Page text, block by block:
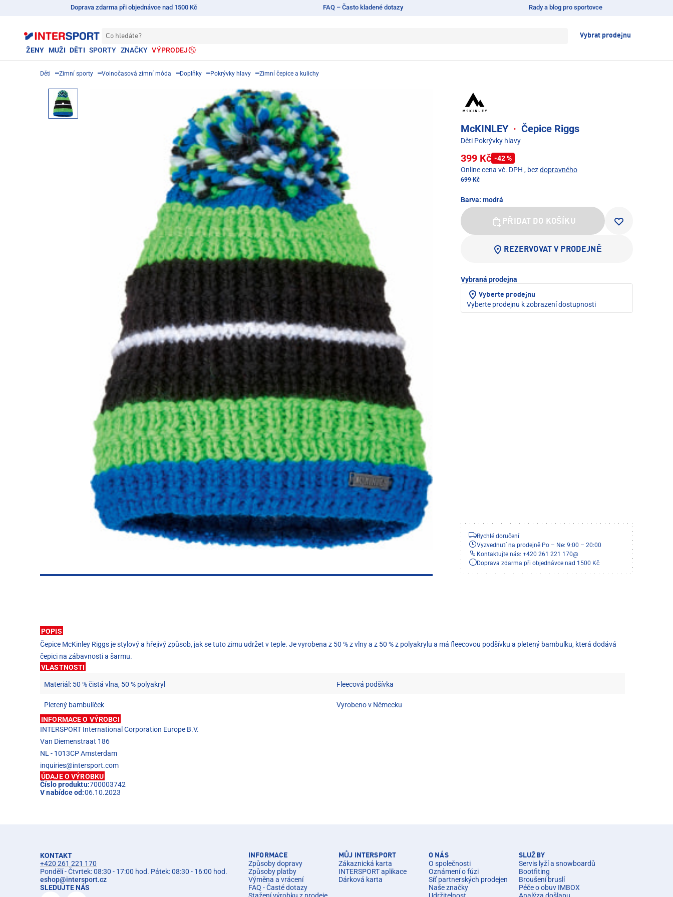
Doprava zdarma při objednávce nad 1500 Kč FAQ – Často kladené dotazy Rady a blog pro sportovce
Co hledáte? Vybrat prodejnu
ŽENY MUŽI DĚTI SPORTY ZNAČKY VÝPRODEJ
Děti Zimní sporty Volnočasová zimní móda Doplňky Pokrývky hlavy Zimní čepice a kulichy
McKINLEY · Čepice Riggs
Děti Pokrývky hlavy
399 Kč -42 %
Online cena vč. DPH , bezdopravného
699 Kč
Barva: modrá
PŘIDAT DO KOŠÍKU
REZERVOVAT V PRODEJNĚ
Vybraná prodejna
Vyberte prodejnu
Vyberte prodejnu k zobrazení dostupnosti
Rychlé doručení
Vyzvednutí na prodejně Po – Ne: 9:00 – 20:00
Kontaktujte nás: +420 261 221 170@
Doprava zdarma při objednávce nad 1500 Kč
POPIS
Čepice McKinley Riggs je stylový a hřejivý způsob, jak se tuto zimu udržet v teple. Je vyrobena z 50 % z vlny a z 50 % z polyakrylu a má fleecovou podšívku a pletený bambulku, která dodává
čepici na zábavnosti a šarmu.
VLASTNOSTI
Materiál: 50 % čistá vlna, 50 % polyakryl Fleecová podšívka
Pletený bambulíček
Vyrobeno v Německu
INFORMACE O VÝROBCI
INTERSPORT International Corporation Europe B.V.
Van Diemenstraat 186
NL - 1013CP Amsterdam
inquiries@intersport.com
ÚDAJE O VÝROBKU
Číslo produktu:700003742
V nabídce od:06.10.2023
KONTAKT
+420 261 221 170
Pondělí - Čtvrtek: 08:30 - 17:00 hod. Pátek: 08:30 - 16:00 hod.
eshop@intersport.cz
SLEDUJTE NÁS
INFORMACE
Způsoby dopravy
Způsoby platby
Výměna a vrácení
FAQ - Časté dotazy
MŮJ INTERSPORT
Zákaznická karta
INTERSPORT aplikace
Dárková karta
O NÁS
O společnosti
Oznámení o fúzi
Síť partnerských prodejen
Naše značky
SLUŽBY
Servis lyží a snowboardů
Bootfiting
Broušení bruslí
Péče o obuv IMBOX